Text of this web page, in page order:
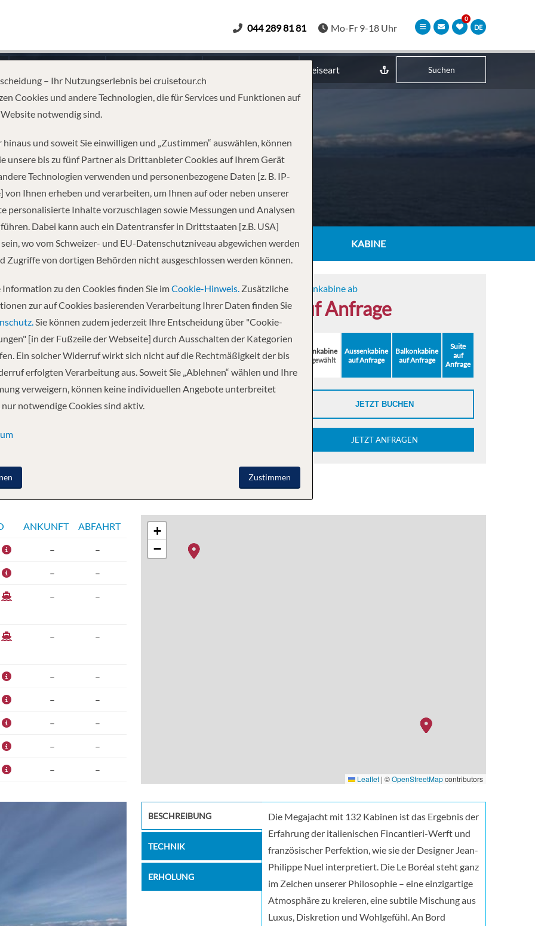
DE
044 289 81 81 Mo-Fr 9-18 Uhr
Reiseart Suchen
– USHUAIA TO USHUAIA
REISEINFORMATIONEN KABINE
09.12.2026
- Crossing The Drake Passage - Antarctic
Antarctic Peninsula - Antarctic Peninsula
Innenkabine ab
auf Anfrage
Innenkabine
ausgewählt
Aussenkabine
auf Anfrage
Balkonkabine
auf Anfrage
Suite
auf
Anfrage
JETZT BUCHEN
JETZT ANFRAGEN
ANKUNFT ABFAHRT
– –
– –
– –
– –
– –
– –
– –
– –
– –
+
−
Leaflet | ©OpenStreetMapcontributors
BESCHREIBUNG
TECHNIK
ERHOLUNG
Die Megajacht mit 132 Kabinen ist das Ergebnis der
Erfahrung der italienischen Fincantieri-Werft und
französischer Perfektion, wie sie der Designer Jean-
Philippe Nuel interpretiert. Die Le Boréal steht ganz
im Zeichen unserer Philosophie – eine einzigartige
Atmosphäre zu kreieren, eine subtile Mischung aus
Luxus, Diskretion und Wohlgefühl. An Bord
– Ihr Nutzungserlebnis bei cruisetour.ch
Cookies und andere Technologien, die für Services und Funktionen auf
notwendig sind.
hinaus und soweit Sie einwilligen und „Zustimmen“ auswählen, können
unsere bis zu fünf Partner als Drittanbieter Cookies auf Ihrem Gerät
Technologien verwenden und personenbezogene Daten [z. B. IP-
von Ihnen erheben und verarbeiten, um Ihnen auf oder neben unserer
personalisierte Inhalte vorzuschlagen sowie Messungen und Analysen
Dabei kann auch ein Datentransfer in Drittstaaten [z.B. USA]
wo vom Schweizer- und EU-Datenschutzniveau abgewichen werden
Zugriffe von dortigen Behörden nicht ausgeschlossen werden können.
zu den Cookies finden Sie imCookie-Hinweis. Zusätzliche
zur auf Cookies basierenden Verarbeitung Ihrer Daten finden Sie
Sie können zudem jederzeit Ihre Entscheidung über "Cookie-
[in der Fußzeile der Webseite] durch Ausschalten der Kategorien
Ein solcher Widerruf wirkt sich nicht auf die Rechtmäßigkeit der bis
erfolgten Verarbeitung aus. Soweit Sie „Ablehnen“ wählen und Ihre
verweigern, können keine individuellen Angebote unterbreitet
notwendige Cookies sind aktiv.
Zustimmen